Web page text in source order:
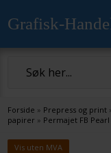
Grafisk-
Forside » Prepress og print
papirer » Permajet FB Pearl
Vis uten MVA